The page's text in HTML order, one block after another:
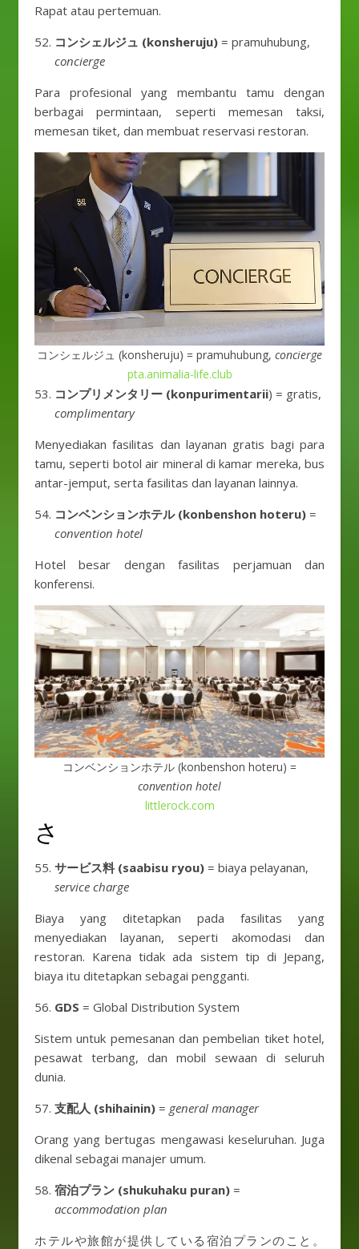
Rapat atau pertemuan.
コンシェルジュ (konsheruju) = pramuhubung,
concierge
Para profesional yang membantu tamu dengan
berbagai permintaan, seperti memesan taksi,
memesan tiket, dan membuat reservasi restoran.
コンシェルジュ (konsheruju) = pramuhubung, concierge
pta.animalia-life.club
コンプリメンタリー (konpurimentarii) = gratis,
complimentary
Menyediakan fasilitas dan layanan gratis bagi para
tamu, seperti botol air mineral di kamar mereka, bus
antar-jemput, serta fasilitas dan layanan lainnya.
コンベンションホテル (konbenshon hoteru) =
convention hotel
Hotel besar dengan fasilitas perjamuan dan
konferensi.
コンベンションホテル (konbenshon hoteru) =
convention hotel
littlerock.com
さ
サービス料 (saabisu ryou) = biaya pelayanan,
service charge
Biaya yang ditetapkan pada fasilitas yang
menyediakan layanan, seperti akomodasi dan
restoran. Karena tidak ada sistem tip di Jepang,
biaya itu ditetapkan sebagai pengganti.
GDS = Global Distribution System
Sistem untuk pemesanan dan pembelian tiket hotel,
pesawat terbang, dan mobil sewaan di seluruh
dunia.
支配人 (shihainin) = general manager
Orang yang bertugas mengawasi keseluruhan. Juga
dikenal sebagai manajer umum.
宿泊プラン (shukuhaku puran) =
accommodation plan
ホテルや旅館が提供している宿泊プランのこと。